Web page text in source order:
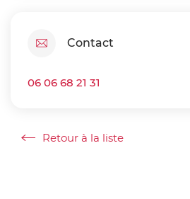
Contact
06 06 68 21 31
Retour à la liste
Retour à la liste